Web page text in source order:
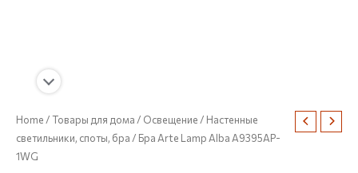
Home/Товары для дома/ Освещение/ Настенные
светильники, споты, бра/ Бра Arte Lamp Alba A9395AP-
1WG